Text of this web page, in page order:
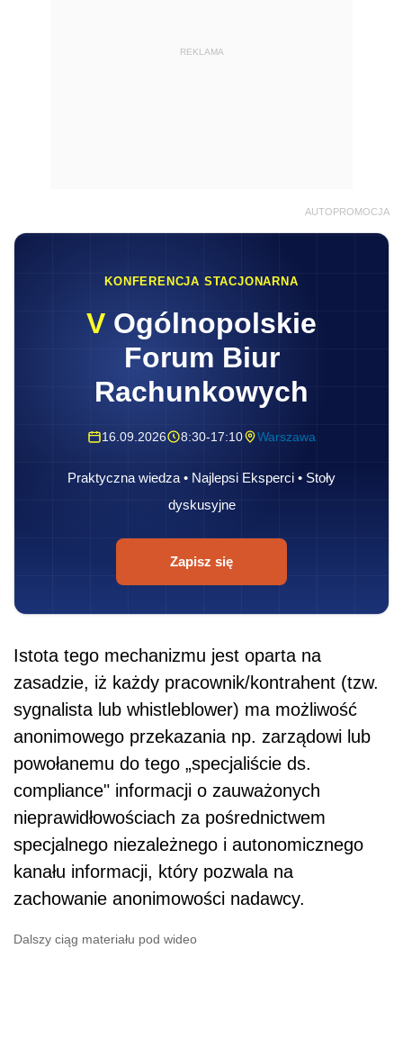
REKLAMA
AUTOPROMOCJA
KONFERENCJA STACJONARNA
V Ogólnopolskie
Forum Biur
Rachunkowych
16.09.2026 8:30-17:10 Warszawa
Praktyczna wiedza • Najlepsi Eksperci • Stoły
dyskusyjne
Zapisz się
Istota tego mechanizmu jest oparta na
zasadzie, iż każdy pracownik/kontrahent (tzw.
sygnalista lub whistleblower) ma możliwość
anonimowego przekazania np. zarządowi lub
powołanemu do tego „specjaliście ds.
compliance" informacji o zauważonych
nieprawidłowościach za pośrednictwem
specjalnego niezależnego i autonomicznego
kanału informacji, który pozwala na
zachowanie anonimowości nadawcy.
Dalszy ciąg materiału pod wideo